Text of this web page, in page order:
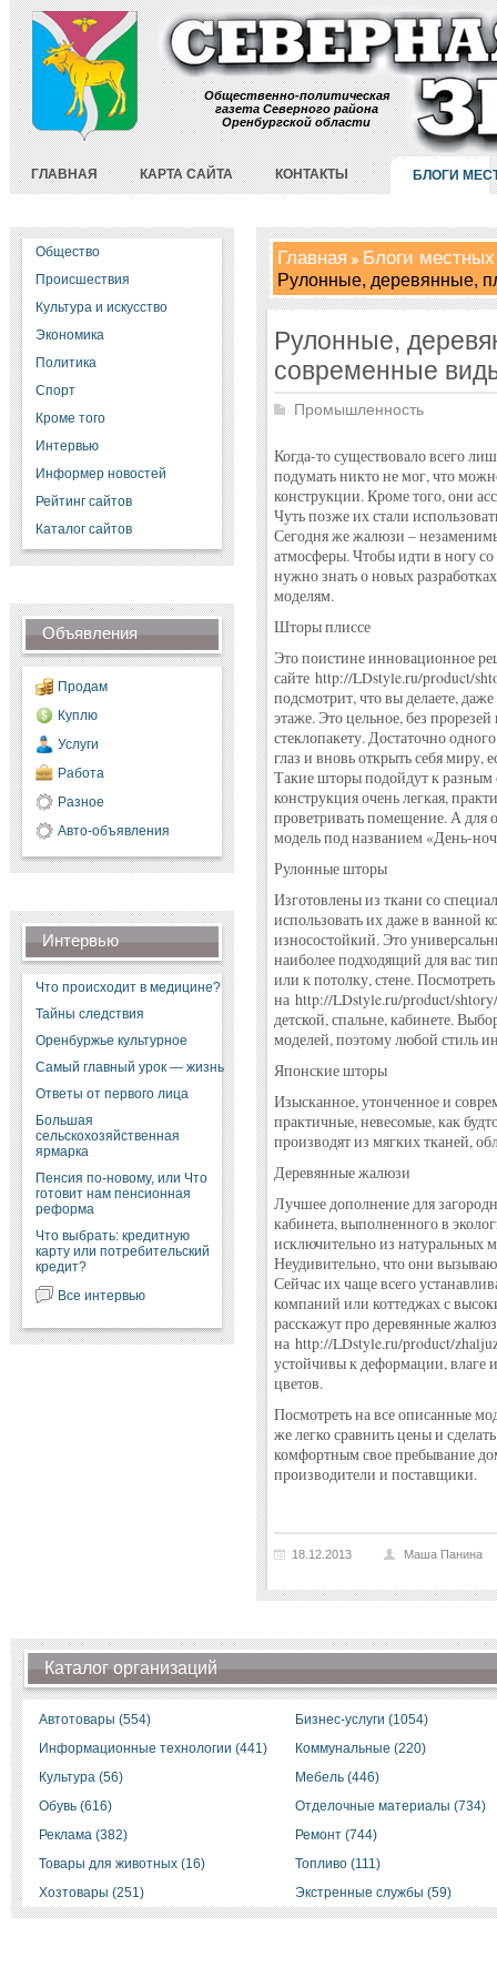
Общественно-политическая
газета Северного района
Оренбургской области
ГЛАВНАЯ КАРТА САЙТА КОНТАКТЫ БЛОГИ
Общество
Происшествия
Культура и искусство
Экономика
Политика
Спорт
Кроме того
Интервью
Информер новостей
Рейтинг сайтов
Каталог сайтов
Объявления
Продам
Куплю
Услуги
Работа
Разное
Авто-объявления
Интервью
Что происходит в медицине?
Тайны следствия
Оренбуржье культурное
Самый главный урок — жизнь
Ответы от первого лица
Большая
сельскохозяйственная
ярмарка
Пенсия по-новому, или Что
готовит нам пенсионная
реформа
Что выбрать: кредитную
карту или потребительский
кредит?
Все интервью
Главная Блоги
Рулонные, деревянные,
Рулонные,
современные
Промышленность
Когда-то существовало всего
подумать никто не мог, что
конструкции. Кроме того, они
Чуть позже их стали
Сегодня же жалюзи –
атмосферы. Чтобы идти в ногу
нужно знать о новых
моделям.
Шторы плиссе
Это поистине инновационное
сайте http://LDstyle.ru/product/
подсмотрит, что вы делаете,
этаже. Это цельное, без
стеклопакету. Достаточно
глаз и вновь открыть себя миру,
Такие шторы подойдут к
конструкция очень легкая,
проветривать помещение. А для
модель под названием «День-
Рулонные шторы
Изготовлены из ткани со
использовать их даже в ванной
износостойкий. Это
наиболее подходящий для вас
или к потолку, стене.
на http://LDstyle.ru/product/
детской, спальне, кабинете.
моделей, поэтому любой стиль
Японские шторы
Изысканное, утонченное и
практичные, невесомые, как
производят из мягких тканей,
Деревянные жалюзи
Лучшее дополнение для
кабинета, выполненного в
исключительно из натуральных
Неудивительно, что они
Сейчас их чаще всего
компаний или коттеджах с
расскажут про деревянные
на http://LDstyle.ru/product/
устойчивы к деформации, влаге
цветов.
Посмотреть на все описанные
же легко сравнить цены и
комфортным свое пребывание
производители и поставщики.
18.12.2013 Маша Панина
Каталог организаций
Автотовары (554)
Бизнес-услуги (1054)
Информационные технологии (441)
Коммунальные (220)
Культура (56)
Мебель (446)
Обувь (616)
Отделочные материалы (734)
Реклама (382)
Ремонт (744)
Товары для животных (16)
Топливо (111)
Хозтовары (251)
Экстренные службы (59)